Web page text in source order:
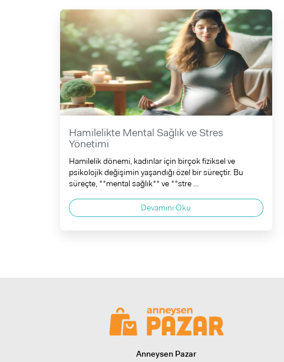
Hamilelikte Mental Sağlık ve Stres
Yönetimi
Hamilelik dönemi, kadınlar için birçok fiziksel ve
psikolojik değişimin yaşandığı özel bir süreçtir. Bu
süreçte, **mental sağlık** ve **stre ...
Devamını Oku
Anneysen Pazar